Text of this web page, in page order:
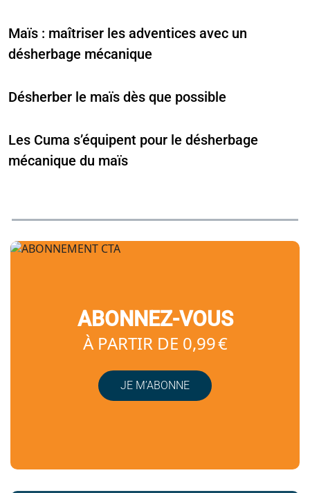
Maïs : maîtriser les adventices avec un
désherbage mécanique
Désherber le maïs dès que possible
Les Cuma s’équipent pour le désherbage
mécanique du maïs
ABONNEZ-VOUS
À PARTIR DE 0,99 €
JE M’ABONNE